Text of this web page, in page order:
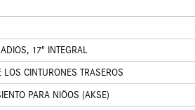
17" INTEGRAL
CINTURONES TRASEROS
PARA NIÖOS (AKSE)